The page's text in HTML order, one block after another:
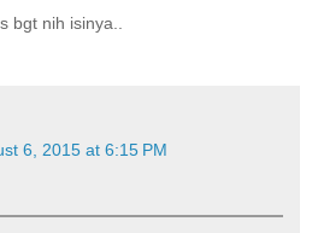
bgt nih isinya..
6, 2015 at 6:15 PM